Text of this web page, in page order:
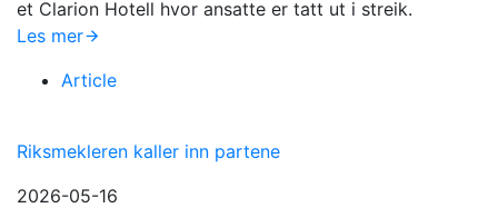
et Clarion Hotell hvor ansatte er tatt ut i streik.
Les mer
Article
Riksmekleren kaller inn partene
2026-05-16